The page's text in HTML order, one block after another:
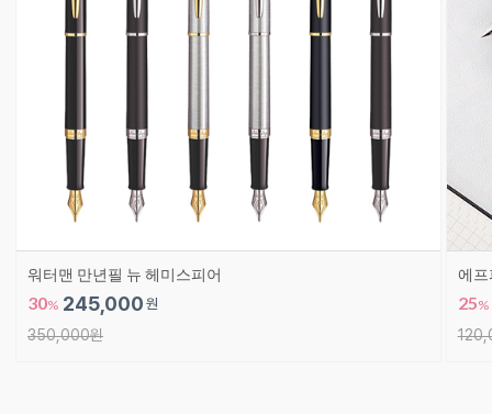
워터맨 만년필 뉴 헤미스피어
30% 245,000 원
350,000원
에프
25%